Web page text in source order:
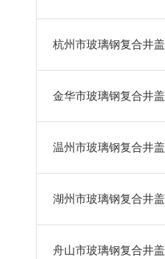
杭州市玻璃钢复合井盖
金华市玻璃钢复合井盖
温州市玻璃钢复合井盖
湖州市玻璃钢复合井盖
舟山市玻璃钢复合井盖